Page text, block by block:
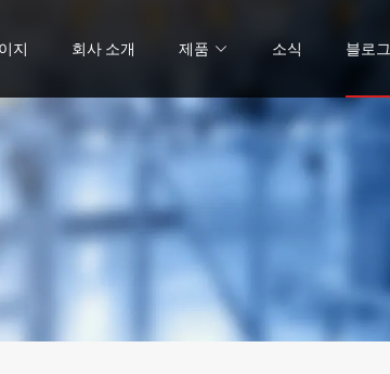
지 회사 소개 제품 소식 블로그